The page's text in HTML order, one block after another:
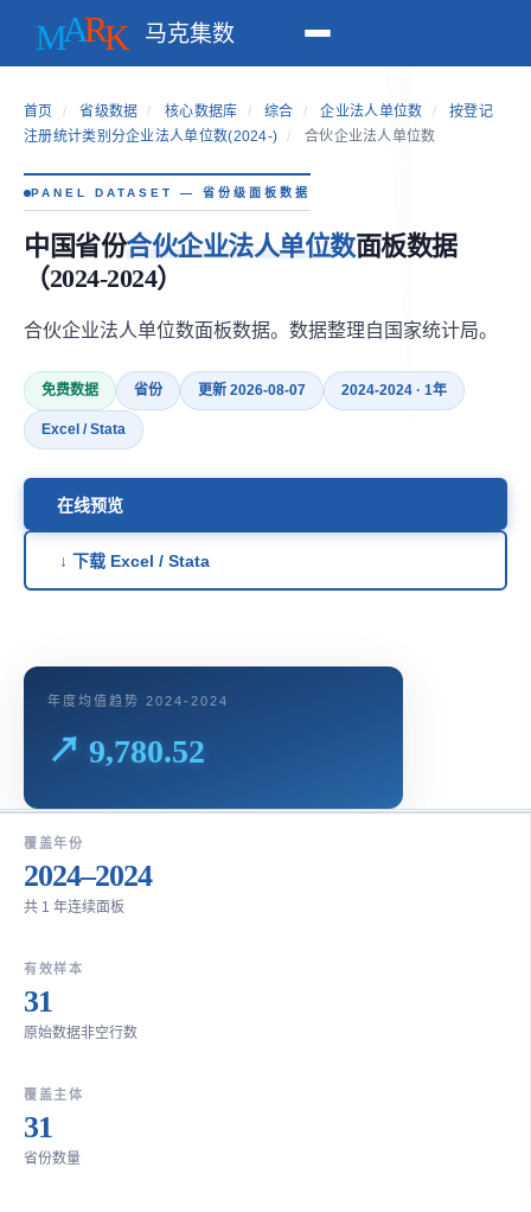
马克集数
首页 / 省级数据 / 核心数据库 / 综合 / 企业法人单位数 /
按登记
注册统计类别分企业法人单位数(2024-) / 合伙企业法人单位数
PANEL DATASET — 省份级面板数据
中国省份合伙企业法人单位数面板数据
（2024-2024）
合伙企业法人单位数面板数据。数据整理自国家统计局。
免费数据 省份 更新 2026-08-07 2024-2024 · 1年
Excel / Stata
在线预览
↓ 下载 Excel / Stata
年度均值趋势 2024-2024
↗ 9,780.52
覆盖年份
2024–2024
共 1 年连续面板
有效样本
31
原始数据非空行数
覆盖主体
31
省份数量